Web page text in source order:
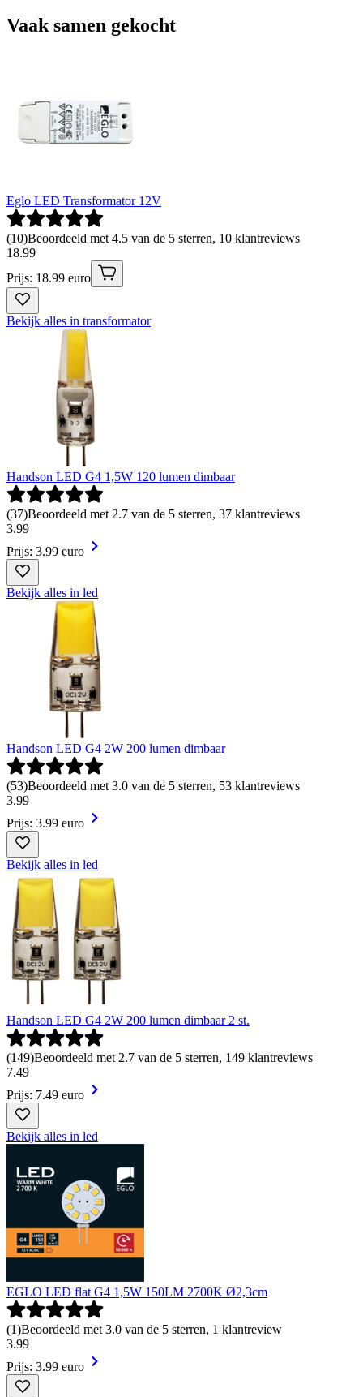
Vaak samen gekocht
Eglo LED Transformator 12V
(10)Beoordeeld met 4.5 van de 5 sterren, 10 klantreviews
18.99
Prijs: 18.99 euro
Bekijk alles in transformator
Handson LED G4 1,5W 120 lumen dimbaar
(37)Beoordeeld met 2.7 van de 5 sterren, 37 klantreviews
3.99
Prijs: 3.99 euro
Bekijk alles in led
Handson LED G4 2W 200 lumen dimbaar
(53)Beoordeeld met 3.0 van de 5 sterren, 53 klantreviews
3.99
Prijs: 3.99 euro
Bekijk alles in led
Handson LED G4 2W 200 lumen dimbaar 2 st.
(149)Beoordeeld met 2.7 van de 5 sterren, 149 klantreviews
7.49
Prijs: 7.49 euro
Bekijk alles in led
EGLO LED flat G4 1,5W 150LM 2700K Ø2,3cm
(1)Beoordeeld met 3.0 van de 5 sterren, 1 klantreview
3.99
Prijs: 3.99 euro